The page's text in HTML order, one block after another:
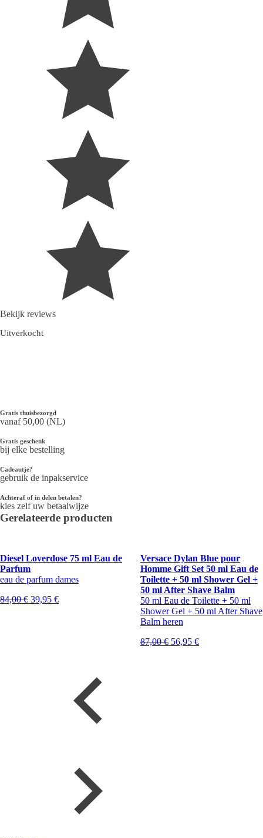
Bekijk reviews
Uitverkocht
Gratis thuisbezorgd
vanaf 50,00 (NL)
Gratis geschenk
bij elke bestelling
Cadeautje?
gebruik de inpakservice
Achteraf of in delen betalen?
kies zelf uw betaalwijze
Gerelateerde producten
Diesel Loverdose 75 ml Eau de
Parfum
eau de parfum dames
84,00€ Oorspronkelijke
39,95 €Huidige
Versace Dylan Blue pour
Homme Gift Set 50 ml Eau de
Toilette + 50 ml Shower Gel +
50 ml After Shave Balm
50 ml Eau de Toilette + 50 ml
Shower Gel + 50 ml After Shave
Balm heren
87,00€ Oorspronkelijke
56,95 €Huidige